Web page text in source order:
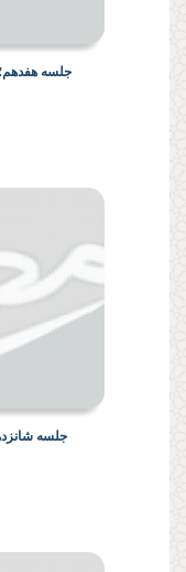
جلسه هفدهم؛
جلسه